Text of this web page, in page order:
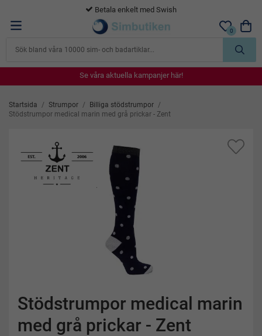
365 dagars öppet köp
0
Se våra aktuella kampanjer här!
Se våra aktuella kampanjer här!
Se våra aktuella kampanjer här!
Se våra aktuella kampanjer här!
Startsida / Strumpor / Billiga stödstrumpor /
Stödstrumpor medical marin med grå prickar - Zent
Stödstrumpor medical marin
med grå prickar - Zent